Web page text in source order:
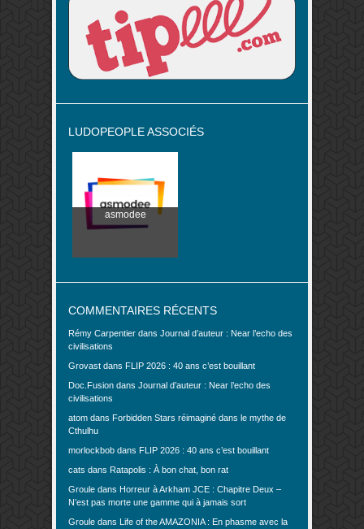
LUDOPEOPLE ASSOCIÉS
asmodee
COMMENTAIRES RÉCENTS
Rémy Carpentier dans Journal d’auteur : Near l’echo des
civilisations
Grovast dans FLIP 2026 : 40 ans c’est bouillant
Doc.Fusion dans Journal d’auteur : Near l’echo des
civilisations
atom dans Forbidden Stars réimaginé dans le mythe de
Cthulhu
morlockbob dans FLIP 2026 : 40 ans c’est bouillant
cats dans Ratapolis : À bon chat, bon rat
Groule dans Horreur à Arkham JCE : Chapitre Deux –
N’est pas morte une gamme qui à jamais sort
Groule dans Life of the AMAZONIA : En phasme avec la